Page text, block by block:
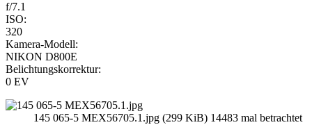
f/7.1
ISO:
320
Kamera-Modell:
NIKON D800E
Belichtungskorrektur:
0 EV
145 065-5 MEX56705.1.jpg (299 KiB) 14483 mal betrachtet